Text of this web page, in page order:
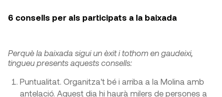
6 consells per als participats a la baixada
Perquè la baixada sigui un èxit i tothom en gaudeixi,
tingueu presents aquests consells:
Puntualitat. Organitza't bé i arriba a la Molina amb
antelació. Aquest dia hi haurà milers de persones a